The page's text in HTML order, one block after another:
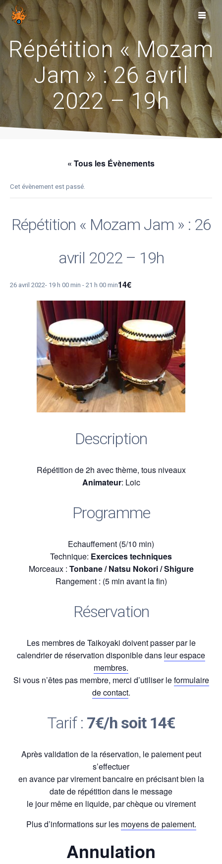
content
Répétition « Mozam
Jam » : 26 avril
2022 – 19h
« Tous les Évènements
Cet évènement est passé.
Répétition « Mozam Jam » : 26
avril 2022 – 19h
26 avril 2022- 19 h 00 min - 21 h 00 min14€
Description
Répétition de 2h avec thème, tous niveaux
Animateur: Loic
Programme
Echauffement (5/10 min)
Technique: Exercices techniques
Morceaux : Tonbane / Natsu Nokori / Shigure
Rangement : (5 min avant la fin)
Réservation
Les membres de Taikoyaki doivent passer par le
calendrier de réservation disponible dans leur espace
membres.
Si vous n’êtes pas membre, merci d’utiliser leformulaire
de contact.
Tarif : 7€/h soit 14€
Après validation de la réservation, le paiement peut
s’effectuer
en avance par virement bancaire en précisant bien la
date de répétition dans le message
le jour même en liquide, par chèque ou virement
Plus d’informations sur les moyens de paiement.
Annulation